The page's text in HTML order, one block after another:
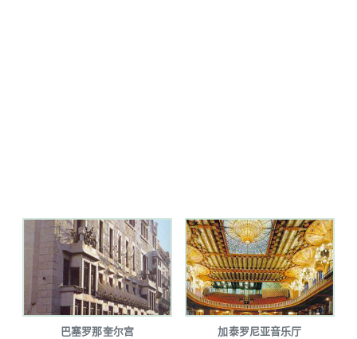
巴塞罗那奎尔宫 加泰罗尼亚音乐厅